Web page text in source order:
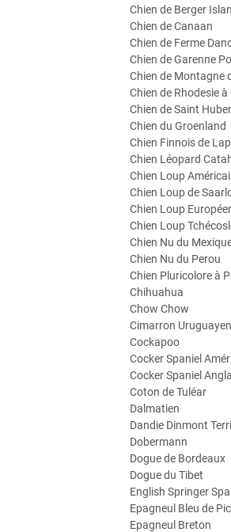
Chien de Berger
Chien de Canaan
Chien de Ferme
Chien de Garenne
Chien de Montagne
Chien de Rhodesie
Chien de Saint
Chien du Groenland
Chien Finnois de
Chien Léopard
Chien Loup
Chien Loup de
Chien Loup
Chien Loup
Chien Nu du
Chien Nu du Perou
Chien Pluricolore à
Chihuahua
Chow Chow
Cimarron Uruguayen
Cockapoo
Cocker Spaniel
Cocker Spaniel
Coton de Tuléar
Dalmatien
Dandie Dinmont
Dobermann
Dogue de Bordeaux
Dogue du Tibet
English Springer
Epagneul Bleu de
Epagneul Breton